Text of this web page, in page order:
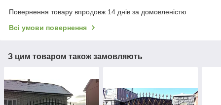
Повернення товару впродовж 14 днів за домовленістю
Всі умови повернення
З цим товаром також замовляють